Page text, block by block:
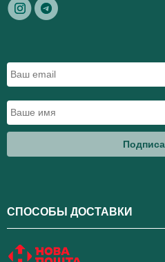
СПОСОБЫ ДОСТАВКИ